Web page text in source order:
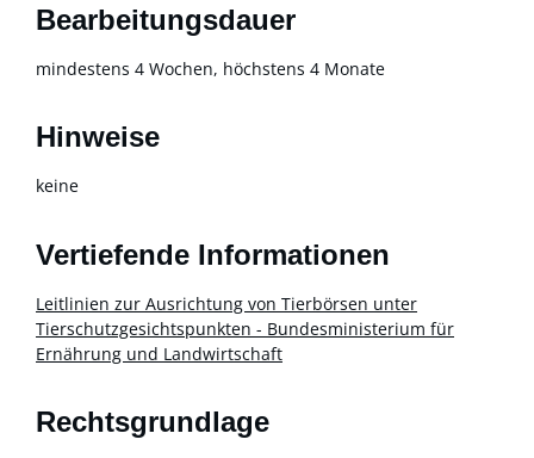
Bearbeitungsdauer
mindestens 4 Wochen, höchstens 4 Monate
Hinweise
keine
Vertiefende Informationen
Leitlinien zur Ausrichtung von Tierbörsen unter
Tierschutzgesichtspunkten - Bundesministerium für
Ernährung und Landwirtschaft
Rechtsgrundlage